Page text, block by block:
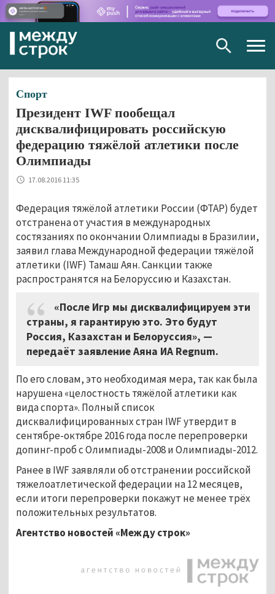
Спорт
Президент IWF пообещал
дисквалифицировать российскую
федерацию тяжёлой атлетики после
Олимпиады
17.08.2016 11:35
Федерация тяжёлой атлетики России (ФТАР) будет
отстранена от участия в международных
состязаниях по окончании Олимпиады в Бразилии,
заявил глава Международной федерации тяжёлой
атлетики (IWF) Тамаш Аян. Санкции также
распространятся на Белоруссию и Казахстан.
«После Игр мы дисквалифицируем эти
страны, я гарантирую это. Это будут
Россия, Казахстан и Белоруссия», —
передаёт заявление Аяна ИА Regnum.
По его словам, это необходимая мера, так как была
нарушена «целостность тяжёлой атлетики как
вида спорта». Полный список
дисквалифицированных стран IWF утвердит в
сентябре-октябре 2016 года после перепроверки
допинг-проб с Олимпиады-2008 и Олимпиады-2012.
Ранее в IWF заявляли об отстранении российской
тяжелоатлетической федерации на 12 месяцев,
если итоги перепроверки покажут не менее трёх
положительных результатов.
Агентство новостей «Между строк»